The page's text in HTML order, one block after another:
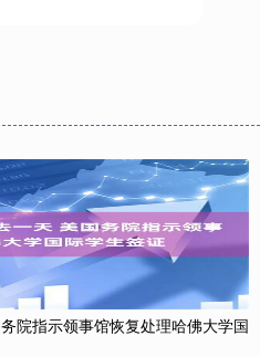
院指示领事馆恢复处理哈佛大学国